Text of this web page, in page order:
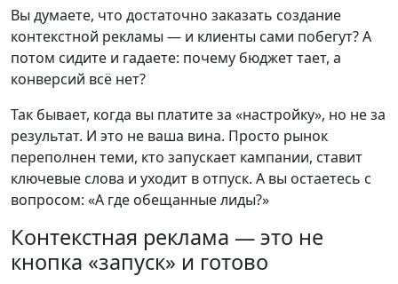
Вы думаете, что достаточно заказать создание
контекстной рекламы — и клиенты сами побегут? А
потом сидите и гадаете: почему бюджет тает, а
конверсий всё нет?
Так бывает, когда вы платите за «настройку», но не за
результат. И это не ваша вина. Просто рынок
переполнен теми, кто запускает кампании, ставит
ключевые слова и уходит в отпуск. А вы остаетесь с
вопросом: «А где обещанные лиды?»
Контекстная реклама — это не
кнопка «запуск» и готово